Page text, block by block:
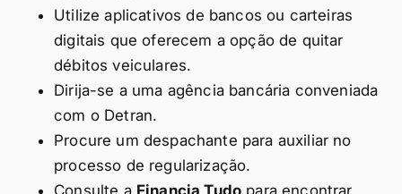
Utilize aplicativos de bancos ou carteiras
digitais que oferecem a opção de quitar
débitos veiculares.
Dirija-se a uma agência bancária conveniada
com o Detran.
Procure um despachante para auxiliar no
processo de regularização.
Consulte a Financia Tudo para encontrar